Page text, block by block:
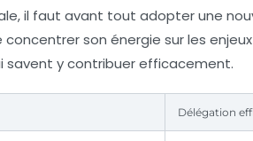
il faut avant tout adopter une
son énergie sur les
savent y contribuer efficacement.
Délégation